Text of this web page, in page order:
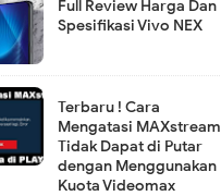
Full Review Harga Dan
Spesifikasi Vivo NEX
Terbaru ! Cara
Mengatasi MAXstream
Tidak Dapat di Putar
dengan Menggunakan
Kuota Videomax